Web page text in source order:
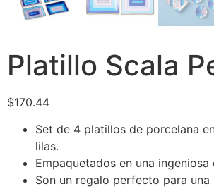
Platillo Scala
$170.44
Set de 4 platillos de porcelana
lilas.
Empaquetados en una ingeniosa
Son un regalo perfecto para una